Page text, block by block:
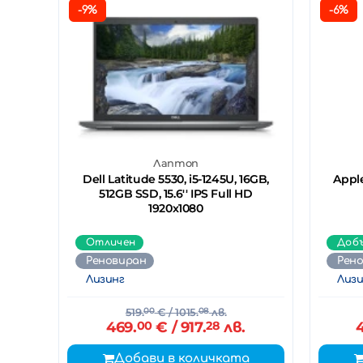
-9%
Лаптоп
Dell Latitude 5530, i5-1245U, 16GB,
512GB SSD, 15.6'' IPS Full HD
1920x1080
Отличен
Реновиран
Лизинг
519.00€/ 1015.08лв.
469.00€ / 917.28 лв.
Добави в количката
-6%